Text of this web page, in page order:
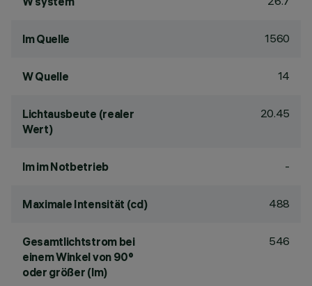
lm Quelle 1560
W Quelle 14
Lichtausbeute (realer
Wert)
20.45
lm im Notbetrieb -
Maximale Intensität (cd) 488
Gesamtlichtstrom bei
einem Winkel von 90°
oder größer (lm)
546